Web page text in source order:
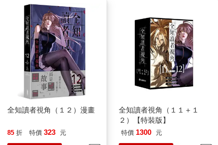
就在這時，手機跳出了一條通知。
─tls123：謝謝你。
突如其來的訊息映入眼簾。過了好一會兒，我才真正反應過來。
─金獨子：是作者嗎？
tls123，正是《滅活法》的作者。
─tls123：多虧了你，我才能堅持到最後，還在徵文比賽得獎了。
全知讀者視角（１２）漫畫
85 折 特價 323 元
全知讀者視角（１１＋１
２）【特裝版】
特價 1300 元